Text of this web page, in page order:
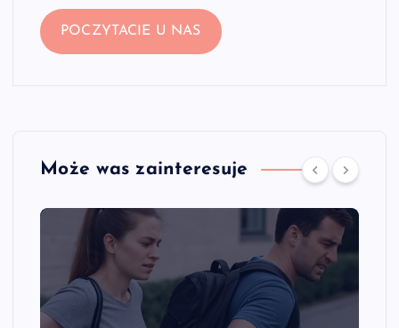
POCZYTACIE U NAS
Może was zainteresuje